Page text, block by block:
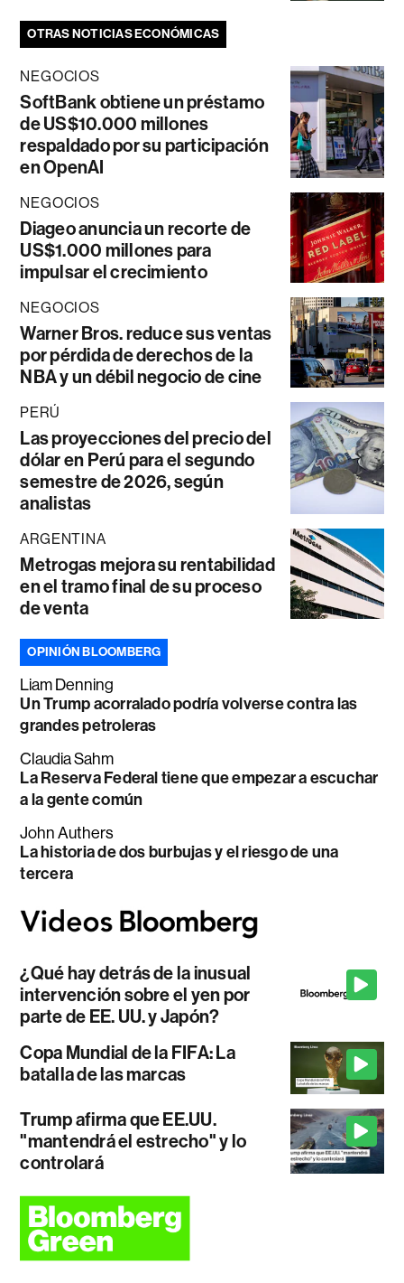
OTRAS NOTICIAS ECONÓMICAS
NEGOCIOS
SoftBank obtiene un préstamo
de US$10.000 millones
respaldado por su participación
en OpenAI
NEGOCIOS
Diageo anuncia un recorte de
US$1.000 millones para
impulsar el crecimiento
NEGOCIOS
Warner Bros. reduce sus ventas
por pérdida de derechos de la
NBA y un débil negocio de cine
PERÚ
Las proyecciones del precio del
dólar en Perú para el segundo
semestre de 2026, según
analistas
ARGENTINA
Metrogas mejora su rentabilidad
en el tramo final de su proceso
de venta
OPINIÓN BLOOMBERG
Liam Denning
Un Trump acorralado podría volverse contra las
grandes petroleras
Claudia Sahm
La Reserva Federal tiene que empezar a escuchar
a la gente común
John Authers
La historia de dos burbujas y el riesgo de una
tercera
¿Qué hay detrás de la inusual
intervención sobre el yen por
parte de EE. UU. y Japón?
Copa Mundial de la FIFA: La
batalla de las marcas
Trump afirma que EE.UU.
"mantendrá el estrecho" y lo
controlará